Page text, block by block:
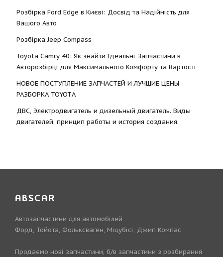
Розбірка Ford Edge в Києві: Досвід та Надійність для
Вашого Авто
Розбірка Jeep Compass
Toyota Camry 40: Як знайти Ідеальні Запчастини в
Авторозбірці для Максимального Комфорту та Вартості
НОВОЕ ПОСТУПЛЕНИЕ ЗАПЧАСТЕЙ И ЛУЧШИЕ ЦЕНЫ -
РАЗБОРКА TOYOTА
ДВС, Электродвигатель и дизельный двигатель. Виды
двигателей, принцип работы и история создания.
ABSCAR
Автозапчастини для автомобілей
Форд, Тойота, Фольксваген, Міцубісі, Джип Компас
Продаємо нові запчастини, б/в запчастини з розбирання